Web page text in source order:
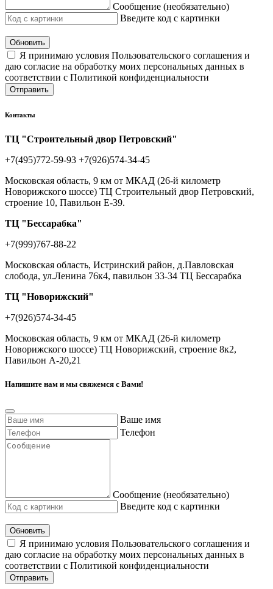
Сообщение (необязательно)
Введите код с картинки
Обновить
Я принимаю условия Пользовательского соглашения и
даю согласие на обработку моих персональных данных в
соответствии с Политикой конфиденциальности
Отправить
Контакты
ТЦ "Строительный двор Петровский"
+7(495)772-59-93 +7(926)574-34-45
Московская область, 9 км от МКАД (26-й километр
Новорижского шоссе) ТЦ Строительный двор Петровский,
строение 10, Павильон Е-39.
ТЦ "Бессарабка"
+7(999)767-88-22
Московская область, Истринский район, д.Павловская
слобода, ул.Ленина 76к4, павильон 33-34 ТЦ Бессарабка
ТЦ "Новорижский"
+7(926)574-34-45
Московская область, 9 км от МКАД (26-й километр
Новорижского шоссе) ТЦ Новорижский, строение 8к2,
Павильон А-20,21
Напишите нам и мы свяжемся с Вами!
Ваше имя
Телефон
Сообщение (необязательно)
Введите код с картинки
Обновить
Я принимаю условия Пользовательского соглашения и
даю согласие на обработку моих персональных данных в
соответствии с Политикой конфиденциальности
Отправить